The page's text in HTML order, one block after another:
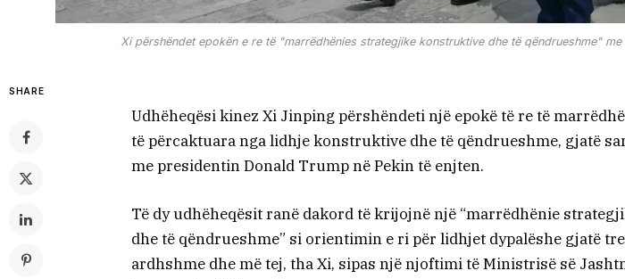
Xi përshëndet epokën e re të "marrëdhënies strategjike konstruktive dhe të qëndrueshme"
SHARE
Udhëheqësi kinez Xi Jinping përshëndeti një epokë të re të
të përcaktuara nga lidhje konstruktive dhe të qëndrueshme, gjatë
me presidentin Donald Trump në Pekin të enjten.
Të dy udhëheqësit ranë dakord të krijojnë një “marrëdhënie
dhe të qëndrueshme” si orientimin e ri për lidhjet dypalëshe gjatë
ardhshme dhe më tej, tha Xi, sipas një njoftimi të Ministrisë së